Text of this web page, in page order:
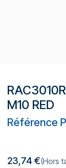
M10 RED
Référence
23,74 €(Hors